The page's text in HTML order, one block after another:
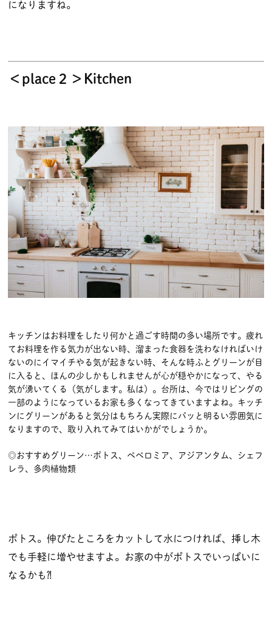
になりますね。
＜place２＞Kitchen
キッチンはお料理をしたり何かと過ごす時間の多い場所です。疲れ
てお料理を作る気力が出ない時、溜まった食器を洗わなければいけ
ないのにイマイチやる気が起きない時、そんな時ふとグリーンが目
に入ると、ほんの少しかもしれませんが心が穏やかになって、やる
気が湧いてくる（気がします。私は）。台所は、今ではリビングの
一部のようになっているお家も多くなってきていますよね。キッチ
ンにグリーンがあると気分はもちろん実際にパッと明るい雰囲気に
なりますので、取り入れてみてはいかがでしょうか。
◎おすすめグリーン…ポトス、ペペロミア、アジアンタム、シェフ
レラ、多肉植物類
ポトス。伸びたところをカットして水につければ、挿し木
でも手軽に増やせますよ。お家の中がポトスでいっぱいに
なるかも⁈